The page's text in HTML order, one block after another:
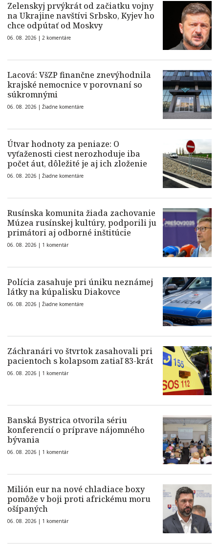
Zelenskyj prvýkrát od začiatku vojny
na Ukrajine navštívi Srbsko, Kyjev ho
chce odpútať od Moskvy
06. 08. 2026 | 2 komentáre
Lacová: VšZP finančne znevýhodnila
krajské nemocnice v porovnaní so
súkromnými
06. 08. 2026 | Žiadne komentáre
Útvar hodnoty za peniaze: O
vyťaženosti ciest nerozhoduje iba
počet áut, dôležité je aj ich zloženie
06. 08. 2026 | Žiadne komentáre
Rusínska komunita žiada zachovanie
Múzea rusínskej kultúry, podporili ju
primátori aj odborné inštitúcie
06. 08. 2026 | 1 komentár
Polícia zasahuje pri úniku neznámej
látky na kúpalisku Diakovce
06. 08. 2026 | Žiadne komentáre
Záchranári vo štvrtok zasahovali pri
pacientoch s kolapsom zatiaľ 83-krát
06. 08. 2026 | 1 komentár
Banská Bystrica otvorila sériu
konferencií o príprave nájomného
bývania
06. 08. 2026 | 1 komentár
Milión eur na nové chladiace boxy
pomôže v boji proti africkému moru
ošípaných
06. 08. 2026 | 1 komentár